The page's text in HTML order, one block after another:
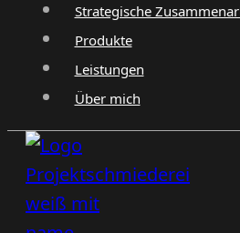
Strategische
Produkte
Leistungen
Über mich